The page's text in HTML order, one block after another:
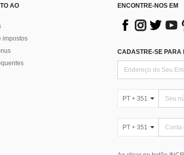
AO
impostos
ENCONTRE-NOS EM
CADASTRE-SE PARA
PT + 351
PT + 351